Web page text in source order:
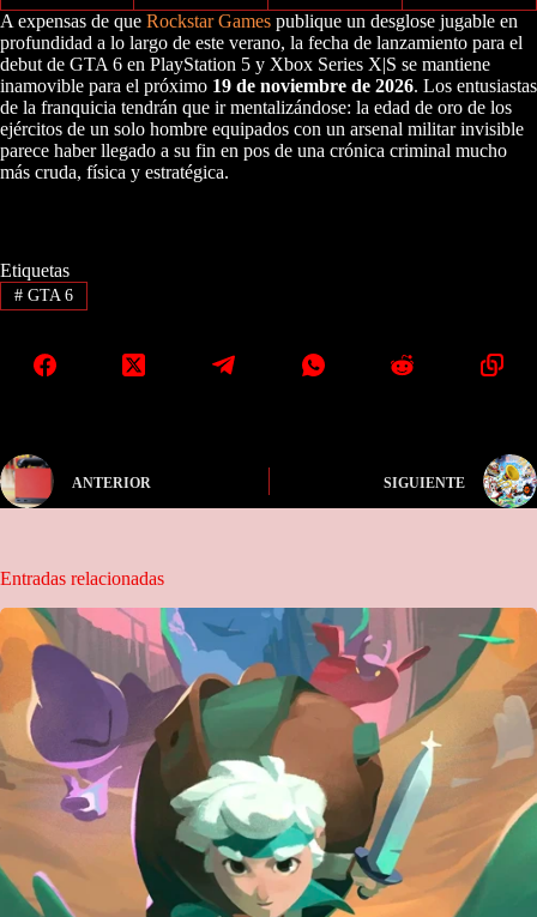
A expensas de que Rockstar Games publique un desglose jugable en
profundidad a lo largo de este verano, la fecha de lanzamiento para el
debut de GTA 6 en PlayStation 5 y Xbox Series X|S se mantiene
inamovible para el próximo 19 de noviembre de 2026. Los entusiastas
de la franquicia tendrán que ir mentalizándose: la edad de oro de los
ejércitos de un solo hombre equipados con un arsenal militar invisible
parece haber llegado a su fin en pos de una crónica criminal mucho
más cruda, física y estratégica.
Etiquetas
#GTA 6
ANTERIOR SIGUIENTE
Entradas relacionadas